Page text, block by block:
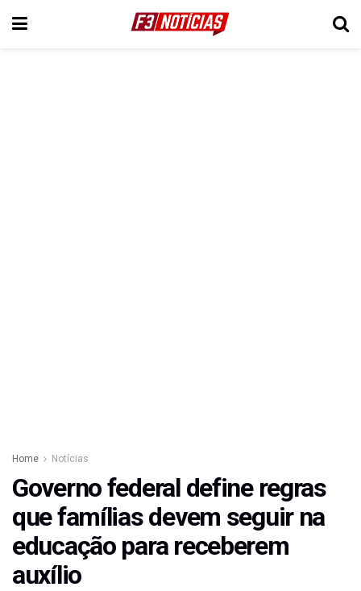
Home Notícias
Governo federal define regras
que famílias devem seguir na
educação para receberem
auxílio